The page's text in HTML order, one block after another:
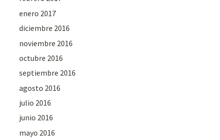
enero 2017
diciembre 2016
noviembre 2016
octubre 2016
septiembre 2016
agosto 2016
julio 2016
junio 2016
mayo 2016